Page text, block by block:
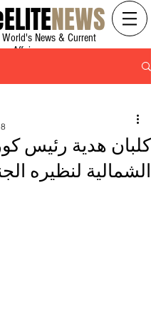
ELITENEWS
World's News & Current
Affairs
كلبان هدية رئيس
الشمالية لنظيره